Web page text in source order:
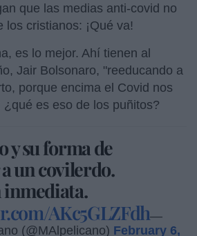
que las medias anti-covid no
los cristianos: ¡Qué va!
es lo mejor. Ahí tienen al
Jair Bolsonaro, "reeducando a
porque encima el Covid nos
es eso de los puñitos?
y su forma de
un covilerdo.
inmediata.
AKc5GLZFdh—
(@MAlpelicano) February 6,